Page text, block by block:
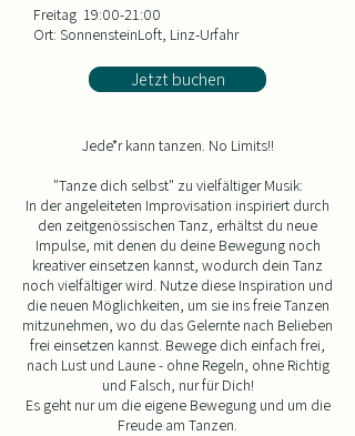
Freitag 19:00-21:00
Ort: SonnensteinLoft, Linz-Urfahr
Jetzt buchen
Jede*r kann tanzen. No Limits!!
"Tanze dich selbst" zu vielfältiger Musik:
In der angeleiteten Improvisation inspiriert durch
den zeitgenössischen Tanz, erhältst du neue
Impulse, mit denen du deine Bewegung noch
kreativer einsetzen kannst, wodurch dein Tanz
noch vielfältiger wird. Nutze diese Inspiration und
die neuen Möglichkeiten, um sie ins freie Tanzen
mitzunehmen, wo du das Gelernte nach Belieben
frei einsetzen kannst. Bewege dich einfach frei,
nach Lust und Laune - ohne Regeln, ohne Richtig
und Falsch, nur für Dich!
​Es geht nur um die eigene Bewegung und um die
Freude am Tanzen.